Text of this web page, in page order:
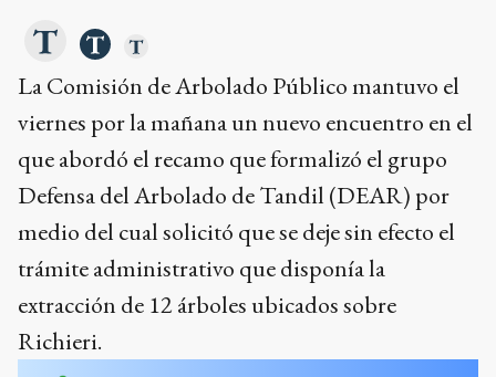
La Comisión de Arbolado Público mantuvo el
viernes por la mañana un nuevo encuentro en el
que abordó el recamo que formalizó el grupo
Defensa del Arbolado de Tandil (DEAR) por
medio del cual solicitó que se deje sin efecto el
trámite administrativo que disponía la
extracción de 12 árboles ubicados sobre
Richieri.